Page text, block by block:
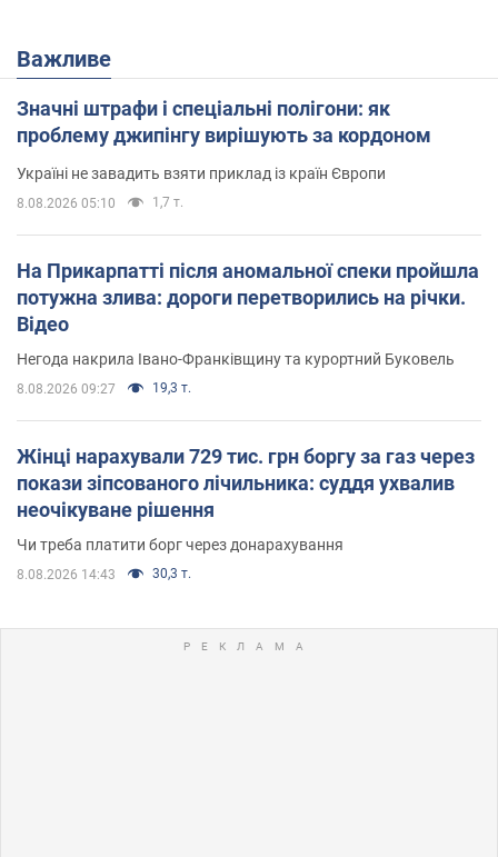
Важливе
Значні штрафи і спеціальні полігони: як
проблему джипінгу вирішують за кордоном
Україні не завадить взяти приклад із країн Європи
8.08.2026 05:10 1,7 т.
На Прикарпатті після аномальної спеки пройшла
потужна злива: дороги перетворились на річки.
Відео
Негода накрила Івано-Франківщину та курортний Буковель
8.08.2026 09:27 19,3 т.
Жінці нарахували 729 тис. грн боргу за газ через
покази зіпсованого лічильника: суддя ухвалив
неочікуване рішення
Чи треба платити борг через донарахування
8.08.2026 14:43 30,3 т.